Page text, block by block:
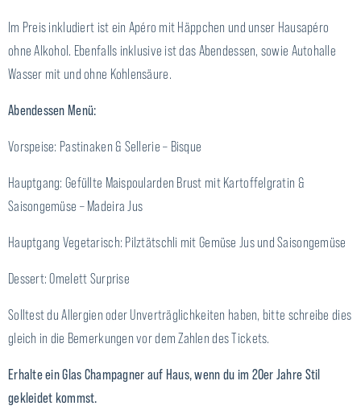
Im Preis inkludiert ist ein Apéro mit Häppchen und unser Hausapéro
ohne Alkohol. Ebenfalls inklusive ist das Abendessen, sowie Autohalle
Wasser mit und ohne Kohlensäure.
Abendessen Menü:
Vorspeise: Pastinaken & Sellerie – Bisque
Hauptgang: Gefüllte Maispoularden Brust mit Kartoffelgratin &
Saisongemüse – Madeira Jus
Hauptgang Vegetarisch: Pilztätschli mit Gemüse Jus und Saisongemüse
Dessert: Omelett Surprise
Solltest du Allergien oder Unverträglichkeiten haben, bitte schreibe dies
gleich in die Bemerkungen vor dem Zahlen des Tickets.
Erhalte ein Glas Champagner auf Haus, wenn du im 20er Jahre Stil
gekleidet kommst.